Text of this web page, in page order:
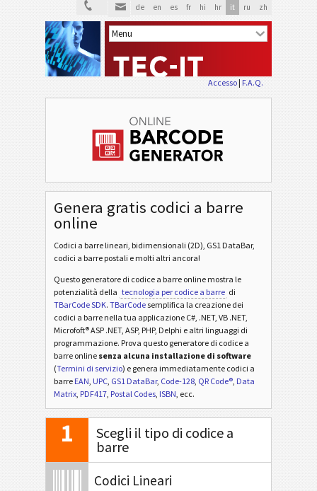
de en es fr hi hr it ru zh
Accesso| F.A.Q.
Genera gratis codici a barre
online
Codici a barre lineari, bidimensionali (2D), GS1 DataBar,
codici a barre postali e molti altri ancora!
Questo generatore di codice a barre online mostra le
potenzialità della tecnologia per codice a barre di
TBarCode SDK. TBarCodesemplifica la creazione dei
codici a barre nella tua applicazione C#, .NET, VB .NET,
Microfoft® ASP .NET, ASP, PHP, Delphi e altri linguaggi di
programmazione. Prova questo generatore di codice a
barre online senza alcuna installazione di software
(Termini di servizio) e genera immediatamente codici a
barre EAN, UPC, GS1 DataBar, Code-128, QR Code®, Data
Matrix, PDF417, Postal Codes, ISBN, ecc.
1
Scegli il tipo di codice a
barre
Codici Lineari